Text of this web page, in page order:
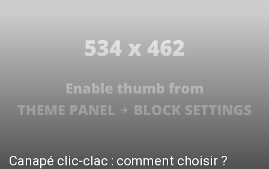
Canapé clic-clac : comment choisir ?